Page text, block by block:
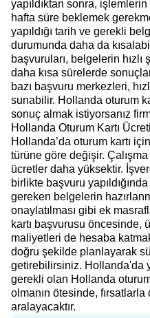
yapıldıktan sonra,
hafta süre beklemek
yapıldığı tarih ve gerekli
durumunda daha da
başvuruları, belgelerin
daha kısa sürelerde
bazı başvuru merkezleri,
sunabilir. Hollanda oturum
sonuç almak istiyorsanız
Hollanda Oturum Kartı Ücreti
Hollanda’da oturum kartı
türüne göre değişir.
ücretler daha yüksektir.
birlikte başvuru
gereken belgelerin
onaylatılması gibi ek
kartı başvurusu öncesinde,
maliyetleri de hesaba
doğru şekilde planlayarak
getirebilirsiniz. Hollanda'da
gerekli olan Hollanda
olmanın ötesinde, fırsatlarla
aralayacaktır.